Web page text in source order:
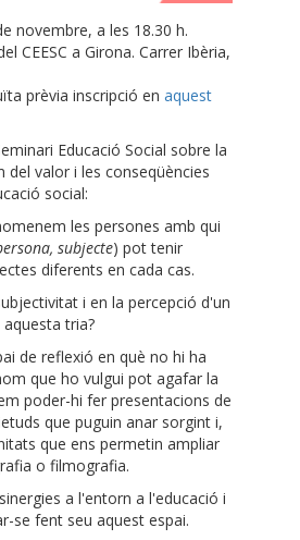
novembre, a les 18.30 h.
CEESC a Girona. Carrer Ibèria,
prèvia inscripció enaquest
Educació Social sobre la
del valor i les conseqüències
social:
les persones amb qui
subjecte) pot tenir
diferents en cada cas.
i en la percepció d'un
tria?
de reflexió en què no hi ha
que ho vulgui pot agafar la
poder-hi fer presentacions de
que puguin anar sorgint i,
que ens permetin ampliar
o filmografia.
a l'entorn a l'educació i
se fent seu aquest espai.